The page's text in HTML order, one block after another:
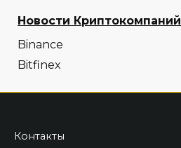
Новости Криптокомпаний
Binance
Bitfinex
Контакты